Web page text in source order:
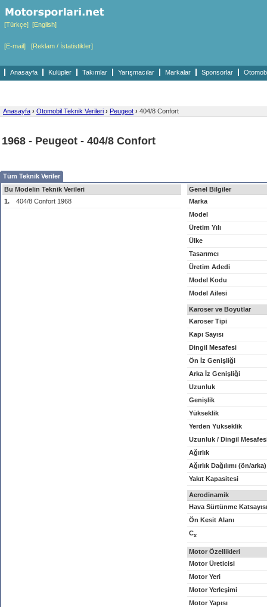
[Türkçe] [English]
[E-mail] [Reklam / İstatistikler]
Anasayfa Kulüpler Takımlar Yarışmacılar Markalar Sponsorlar
Anasayfa › Otomobil Teknik Verileri › Peugeot › 404/8 Confort
1968 - Peugeot - 404/8 Confort
Tüm Teknik Veriler
Bu Modelin Teknik Verileri
1.
404/8 Confort 1968
Genel Bilgiler
Marka
Model
Üretim Yılı
Ülke
Tasarımcı
Üretim Adedi
Model Kodu
Model Ailesi
Karoser ve Boyutlar
Karoser Tipi
Kapı Sayısı
Dingil Mesafesi
Ön İz Genişliği
Arka İz Genişliği
Uzunluk
Genişlik
Yükseklik
Yerden Yükseklik
Uzunluk / Dingil
Ağırlık
Ağırlık Dağılımı (ön/arka)
Yakıt Kapasitesi
Aerodinamik
Hava Sürtünme Katsayısı
Ön Kesit Alanı
Cx
Motor Özellikleri
Motor Üreticisi
Motor Yeri
Motor Yerleşimi
Motor Yapısı